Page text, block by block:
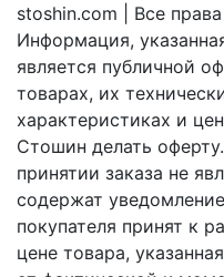
stoshin.com | Все
Информация,
является публичной
товарах, их
характеристиках и
Стошин делать
принятии заказа не
содержат
покупателя принят к
цене товара,